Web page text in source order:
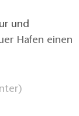
und
Hafen einen